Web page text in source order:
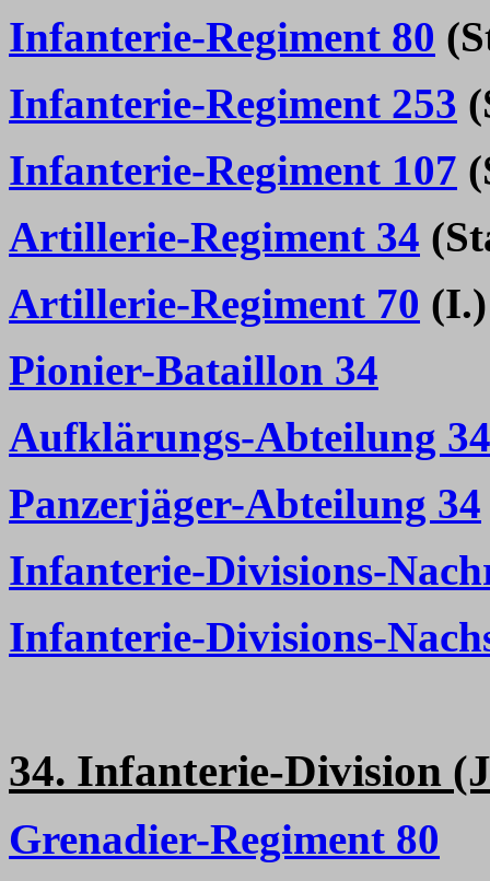
Infanterie-Regiment 80
Infanterie-Regiment 253
Infanterie-Regiment 107
Artillerie-Regiment 34
Artillerie-Regiment 70 (I.)
Pionier-Bataillon 34
Aufklärungs-Abteilung 34
Panzerjäger-Abteilung 34
Infanterie-Divisions-
Infanterie-Divisions-
34. Infanterie-Division
Grenadier-Regiment 80